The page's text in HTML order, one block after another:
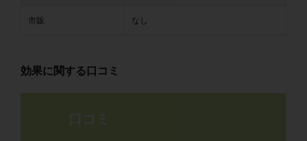
市販 なし
効果に関する口コミ